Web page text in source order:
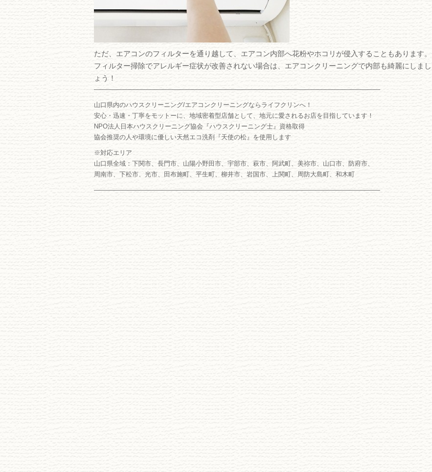
ただ、エアコンのフィルターを通り越して、エアコン内部へ花粉やホコリが侵入することもあります。
フィルター掃除でアレルギー症状が改善されない場合は、エアコンクリーニングで内部も綺麗にしまし
ょう！
―――――――――――――――――――――――――――――――――――――――――――――
山口県内のハウスクリーニング/エアコンクリーニングならライフクリンへ！
安心・迅速・丁寧をモットーに、地域密着型店舗として、地元に愛されるお店を目指しています！
NPO法人日本ハウスクリーニング協会『ハウスクリーニング士』資格取得
協会推奨の人や環境に優しい天然エコ洗剤『天使の松』を使用します
※対応エリア
山口県全域：下関市、長門市、山陽小野田市、宇部市、萩市、阿武町、美祢市、山口市、防府市、
周南市、下松市、光市、田布施町、平生町、柳井市、岩国市、上関町、周防大島町、和木町
―――――――――――――――――――――――――――――――――――――――――――――